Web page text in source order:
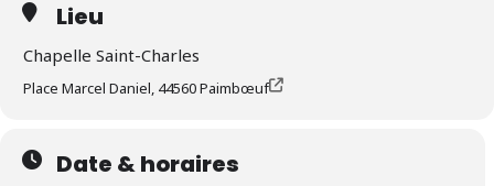
Lieu
Chapelle Saint-Charles
Place Marcel Daniel, 44560 Paimbœuf
Date & horaires